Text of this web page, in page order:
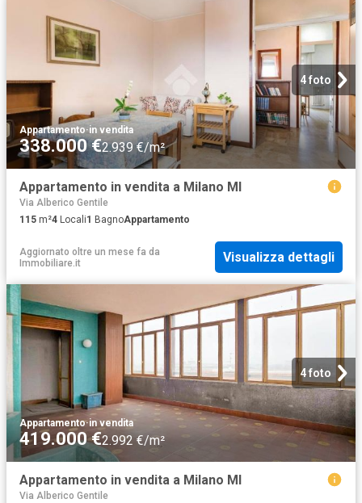
4 foto
Appartamento·in vendita
338.000 €2.939 €/m²
Appartamento in vendita a Milano MI
Via Alberico Gentile
115 m²4 Locali1 BagnoAppartamento
Aggiornato oltre un mese fa da
Immobiliare.it
Visualizza dettagli
4 foto
Appartamento·in vendita
419.000 €2.992 €/m²
Appartamento in vendita a Milano MI
Via Alberico Gentile